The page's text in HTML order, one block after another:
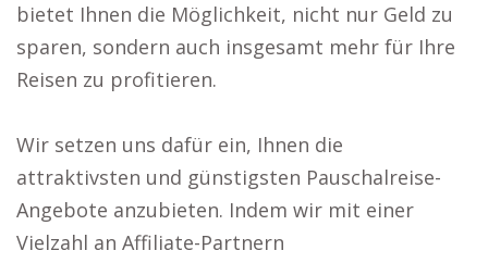
bietet Ihnen die Möglichkeit, nicht nur Geld zu
sparen, sondern auch insgesamt mehr für Ihre
Reisen zu profitieren.
Wir setzen uns dafür ein, Ihnen die
attraktivsten und günstigsten Pauschalreise-
Angebote anzubieten. Indem wir mit einer
Vielzahl an Affiliate-Partnern